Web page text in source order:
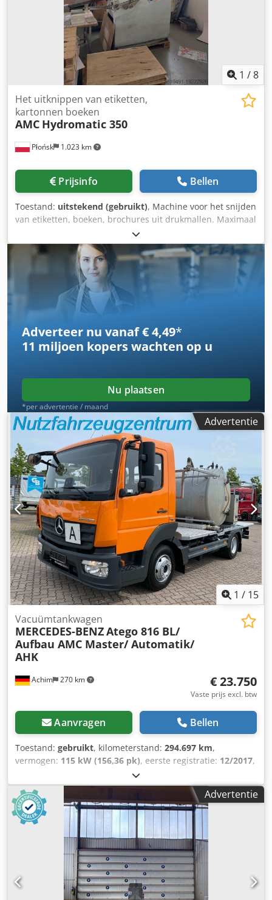
Afvoerstrook aanwezig. Djdpfx Ajzmu I Hjdyock
1 /8
Płońsk 1.023 km
Het uitknippen van etiketten,
kartonnen boeken
AMC Hydromatic 350
Prijsinfo Bellen
Toestand: uitstekend (gebruikt), Machine voor het snijden
van etiketten, boeken, brochures uit drukmallen. Maximaal
formaat 350 x 350 mm Dodpfx Aswm Hk Aedyjck
Adverteer nu vanaf € 4,49*
11 miljoen koperswachten op u
Nu plaatsen
*per advertentie / maand
Advertentie
1 / 15
Achim 270 km
Vacuümtankwagen
MERCEDES-BENZAtego 816 BL/
Aufbau AMC Master/ Automatik/
AHK
€ 23.750
Vaste prijs excl. btw
Aanvragen Bellen
Toestand: gebruikt, kilometerstand: 294.697 km,
vermogen: 115 kW (156,36 pk), eerste registratie: 12/2017,
, totaalgewicht:
oranje, soort overbrenging:automatisch, emissieklasse:
Euro 6, aantal zitplaatsen:2, Bouwjaar:2017, Uitrusting:
ABS, elektronisch stabiliteitsprogramma (ESP)
AMC GmbH Coswig * Model Master bouwjaar 2017 *
Toegestane bedrijfsdruk - ruimte I & II = 0,5 bar * Testdruk
0,65 bar * Inhoud: ruimte I 2.500 liter - ruimte II 550/550
liter Uitrusting: * Cabine: S ClassicSpace, * Automatische
transmissie, * Geveerde comfortstoel bestuurder, *
Aanhangkoppeling: kogelkop, 3,5 ton * Vering: blad / lucht,
Advertentie